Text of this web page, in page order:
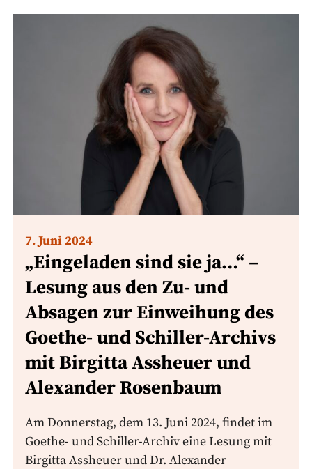
7. Juni 2024
„Eingeladen sind sie ja…“ –
Lesung aus den Zu- und
Absagen zur Einweihung des
Goethe- und Schiller-Archivs
mit Birgitta Assheuer und
Alexander Rosenbaum
Am Donnerstag, dem 13. Juni 2024, findet im
Goethe- und Schiller-Archiv eine Lesung mit
Birgitta Assheuer und Dr. Alexander